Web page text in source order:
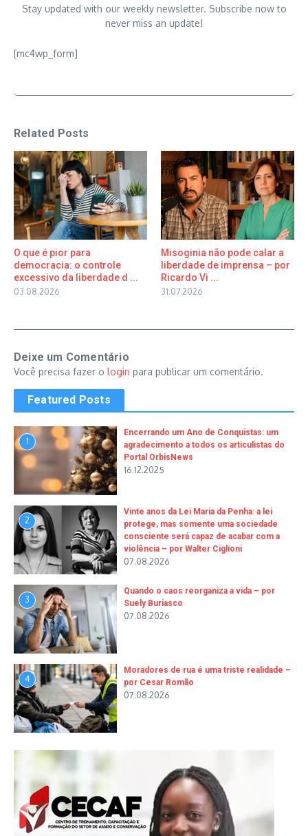
Stay updated with our weekly newsletter. Subscribe now to
never miss an update!
[mc4wp_form]
Related Posts
O que é pior para
democracia: o controle
excessivo da liberdade d ...
03.08.2026
Misoginia não pode calar a
liberdade de imprensa – por
Ricardo Vi ...
31.07.2026
Deixe um Comentário
Você precisa fazer o login para publicar um comentário.
Featured Posts
1
Encerrando um Ano de Conquistas: um
agradecimento a todos os articulistas do
Portal OrbisNews
16.12.2025
2
Vinte anos da Lei Maria da Penha: a lei
protege, mas somente uma sociedade
consciente será capaz de acabar com a
violência – por Walter Ciglioni
07.08.2026
3
Quando o caos reorganiza a vida – por
Suely Buriasco
07.08.2026
4
Moradores de rua é uma triste realidade –
por Cesar Romão
07.08.2026